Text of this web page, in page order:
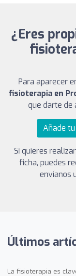
¿Eres
Para aparecer
fisioterapia en
que darte de
Añade
Si quieres
ficha, puedes
envíanos
Últimos
La fisioterapia es